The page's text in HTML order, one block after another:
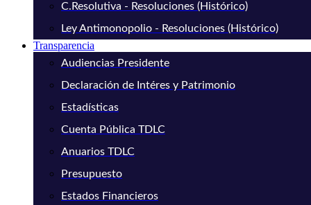
C.Resolutiva - Resoluciones (Histórico)
Ley Antimonopolio - Resoluciones (Histórico)
Transparencia
Audiencias Presidente
Declaración de Intéres y Patrimonio
Estadísticas
Cuenta Pública TDLC
Anuarios TDLC
Presupuesto
Estados Financieros